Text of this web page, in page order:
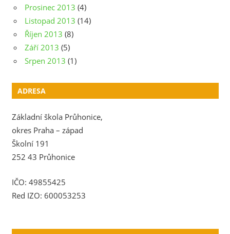
Prosinec 2013 (4)
Listopad 2013 (14)
Říjen 2013 (8)
Září 2013 (5)
Srpen 2013 (1)
ADRESA
Základní škola Průhonice,
okres Praha – západ
Školní 191
252 43 Průhonice
IČO: 49855425
Red IZO: 600053253